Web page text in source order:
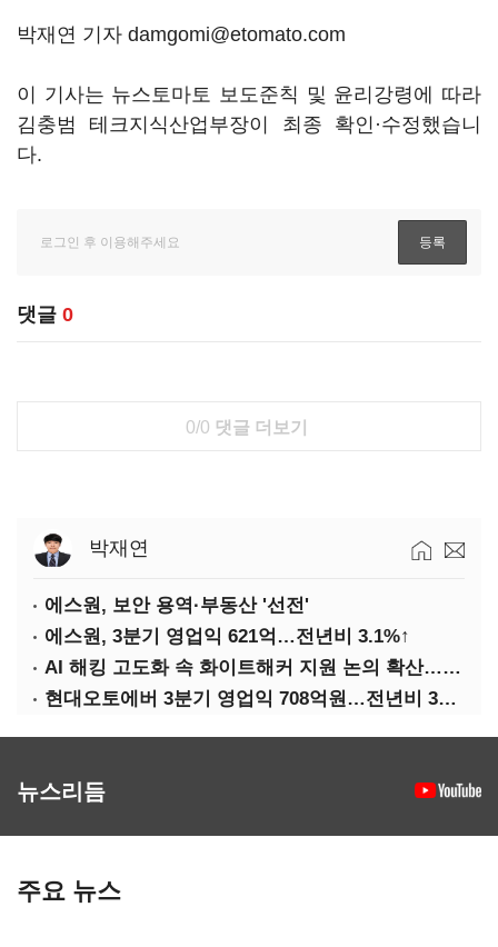
박재연 기자 damgomi@etomato.com
이 기사는 뉴스토마토 보도준칙 및 윤리강령에 따라
김충범 테크지식산업부장이 최종 확인·수정했습니
다.
댓글 0
0/0 댓글 더보기
박재연
에스원, 보안 용역·부동산 '선전'
에스원, 3분기 영업익 621억…전년비 3.1%↑
AI 해킹 고도화 속 화이트해커 지원 논의 확산…'버그바운티' 재조명
현대오토에버 3분기 영업익 708억원…전년비 34.8%↑
뉴스리듬
주요 뉴스